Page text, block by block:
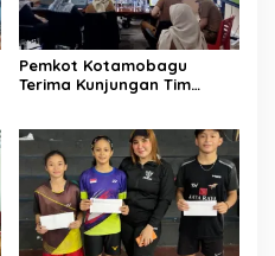
Pemkot Kotamobagu
Terima Kunjungan Tim